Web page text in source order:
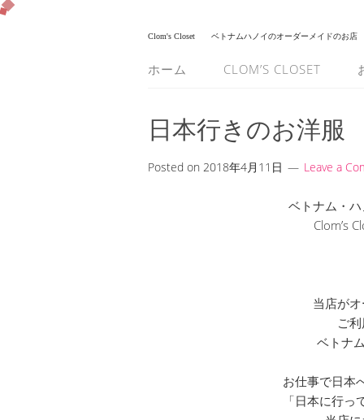
Clom's Closet ベトナムハノイのオーダーメイドのお店
ホーム CLOM’S CLOSET
日本行きのお洋服
Posted on 2018年4月11日 Leave a
ベトナム・
Clom’s
当店が
ご
ベトナ
お仕事で日本
「日本に行